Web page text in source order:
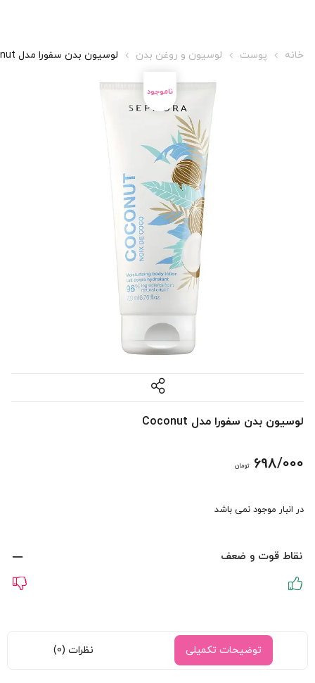
خانه پوست لوسیون و روغن بدن لوسیون بدن سفورا مدل Coconut
لوسیون بدن سفورا مدل Coconut
698/000 تومان
در انبار موجود نمی باشد
نقاط قوت و ضعف
توضیحات تکمیلی نظرات (0)